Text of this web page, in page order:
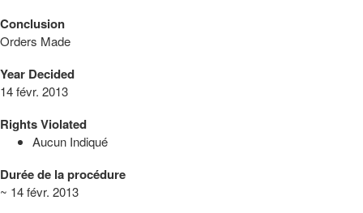
Conclusion
Orders Made
Year Decided
14 févr. 2013
Rights Violated
Aucun Indiqué
Durée de la procédure
~ 14 févr. 2013